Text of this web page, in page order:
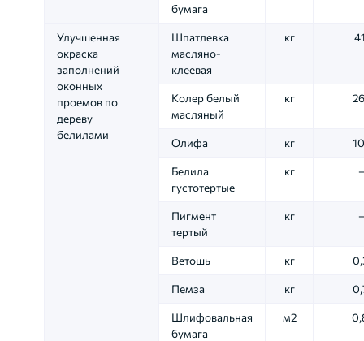
бумага
Улучшенная
окраска
заполнений
оконных
проемов по
дереву
белилами
Шпатлевка
масляно-
клеевая
кг
Колер белый
масляный
кг
Олифа кг
Белила
густотертые
кг
Пигмент
тертый
кг
Ветошь кг
Пемза кг
Шлифовальная
бумага
м2